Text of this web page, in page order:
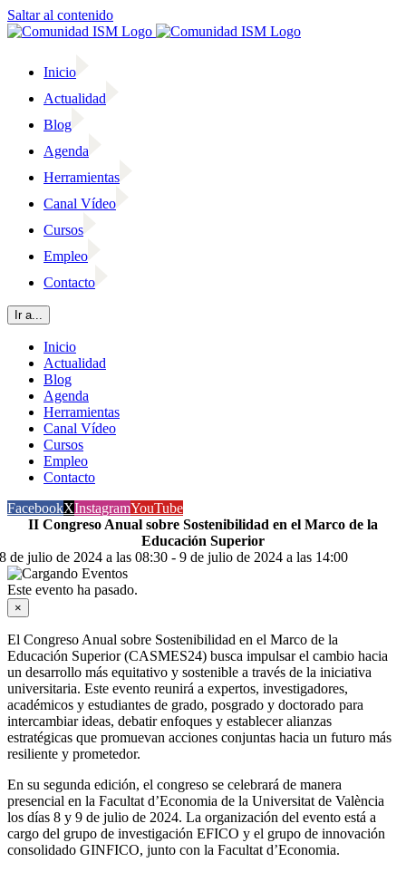
Saltar al contenido
Inicio
Actualidad
Blog
Agenda
Herramientas
Canal Vídeo
Cursos
Empleo
Contacto
Ir a...
Inicio
Actualidad
Blog
Agenda
Herramientas
Canal Vídeo
Cursos
Empleo
Contacto
FacebookXInstagramYouTube
II Congreso Anual sobre Sostenibilidad en el Marco de la
Educación Superior
8 de julio de 2024 a las 08:30 -9 de julio de 2024 a las 14:00
Este evento ha pasado.
×
El Congreso Anual sobre Sostenibilidad en el Marco de la
Educación Superior (CASMES24) busca impulsar el cambio hacia
un desarrollo más equitativo y sostenible a través de la iniciativa
universitaria. Este evento reunirá a expertos, investigadores,
académicos y estudiantes de grado, posgrado y doctorado para
intercambiar ideas, debatir enfoques y establecer alianzas
estratégicas que promuevan acciones conjuntas hacia un futuro más
resiliente y prometedor.
En su segunda edición, el congreso se celebrará de manera
presencial en la Facultat d’Economia de la Universitat de València
los días 8 y 9 de julio de 2024. La organización del evento está a
cargo del grupo de investigación EFICO y el grupo de innovación
consolidado GINFICO, junto con la Facultat d’Economia.